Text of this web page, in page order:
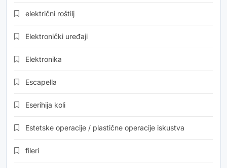
električni roštilj
Elektronički uređaji
Elektronika
Escapella
Eserihija koli
Estetske operacije / plastične operacije iskustva
fileri